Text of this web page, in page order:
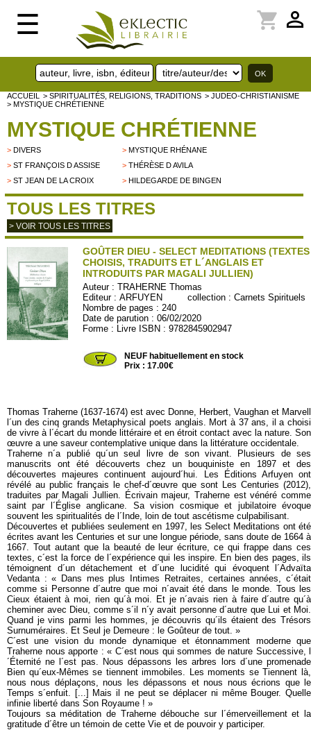
☰ perm_identity
shopping_cart
ACCUEIL > SPIRITUALITÉS, RELIGIONS, TRADITIONS > JUDEO-CHRISTIANISME
> MYSTIQUE CHRÉTIENNE
MYSTIQUE CHRÉTIENNE
> DIVERS >MYSTIQUE RHÉNANE
> ST FRANÇOIS D ASSISE >THÉRÈSE D AVILA
> ST JEAN DE LA CROIX >HILDEGARDE DE BINGEN
TOUS LES TITRES
> VOIR TOUS LES TITRES
GOÛTER DIEU - SELECT MEDITATIONS (TEXTES
CHOISIS, TRADUITS ET L´ANGLAIS ET
INTRODUITS PAR MAGALI JULLIEN)
Auteur :TRAHERNE Thomas
Editeur :ARFUYEN collection :Carnets Spirituels
Nombre de pages : 240
Date de parution : 06/02/2020
Forme : Livre ISBN : 9782845902947
NEUF habituellement en stock
Prix : 17.00€
Thomas Traherne (1637-1674) est avec Donne, Herbert, Vaughan et Marvell
l´un des cinq grands Metaphysical poets anglais. Mort à 37 ans, il a choisi
de vivre à l´écart du monde littéraire et en étroit contact avec la nature. Son
œuvre a une saveur contemplative unique dans la littérature occidentale.
Traherne n´a publié qu´un seul livre de son vivant. Plusieurs de ses
manuscrits ont été découverts chez un bouquiniste en 1897 et des
découvertes majeures continuent aujourd´hui. Les Éditions Arfuyen ont
révélé au public français le chef-d´œuvre que sont Les Centuries (2012),
traduites par Magali Jullien. Écrivain majeur, Traherne est vénéré comme
saint par l´Église anglicane. Sa vision cosmique et jubilatoire évoque
souvent les spiritualités de l´Inde, loin de tout ascétisme culpabilisant.
Découvertes et publiées seulement en 1997, les Select Meditations ont été
écrites avant les Centuries et sur une longue période, sans doute de 1664 à
1667. Tout autant que la beauté de leur écriture, ce qui frappe dans ces
textes, c´est la force de l´expérience qui les inspire. En bien des pages, ils
témoignent d´un détachement et d´une lucidité qui évoquent l´Advaïta
Vedanta : « Dans mes plus Intimes Retraites, certaines années, c´était
comme si Personne d´autre que moi n´avait été dans le monde. Tous les
Cieux étaient à moi, rien qu´à moi. Et je n´avais rien à faire d´autre qu´à
cheminer avec Dieu, comme s´il n´y avait personne d´autre que Lui et Moi.
Quand je vins parmi les hommes, je découvris qu´ils étaient des Trésors
Surnuméraires. Et Seul je Demeure : le Goûteur de tout. »
C´est une vision du monde dynamique et étonnamment moderne que
Traherne nous apporte : « C´est nous qui sommes de nature Successive, l
´Éternité ne l´est pas. Nous dépassons les arbres lors d´une promenade
Bien qu´eux-Mêmes se tiennent immobiles. Les moments se Tiennent là,
nous nous déplaçons, nous les dépassons et nous nous écrions que le
Temps s´enfuit. [...] Mais il ne peut se déplacer ni même Bouger. Quelle
infinie liberté dans Son Royaume ! »
Toujours sa méditation de Traherne débouche sur l´émerveillement et la
gratitude d´être un témoin de cette Vie et de pouvoir y participer.